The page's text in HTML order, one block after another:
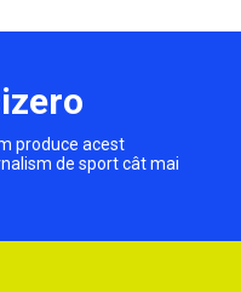
produce acest
de sport cât mai